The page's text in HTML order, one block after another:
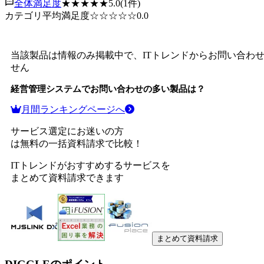
全体満足度★★★★★5.0(1件)
カテゴリ平均満足度☆☆☆☆☆0.0
当該製品は情報のみ掲載中で、ITトレンドからお問い合わ
せん
経営管理システムでお問い合わせの多い製品は？
月間ランキングページへ
サービス選定にお迷いの方
は無料の一括資料請求で比較！
ITトレンドがおすすめするサービスを
まとめて資料請求できます
まとめて資料請求